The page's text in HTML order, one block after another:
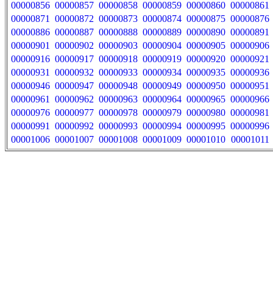
00000856 00000857 00000858 00000859 00000860 00000861
00000871
00000872 00000873 00000874 00000875 00000876
00000886 00000887 00000888 00000889 00000890 00000891
00000901
00000902 00000903 00000904 00000905 00000906
00000916 00000917 00000918 00000919 00000920 00000921
00000931
00000932 00000933 00000934 00000935 00000936
00000946 00000947 00000948 00000949 00000950 00000951
00000961
00000962 00000963 00000964 00000965 00000966
00000976 00000977 00000978 00000979 00000980 00000981
00000991
00000992 00000993 00000994 00000995 00000996
00001006 00001007 00001008 00001009 00001010 00001011